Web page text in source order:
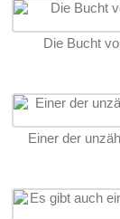
Die Bucht
Einer der